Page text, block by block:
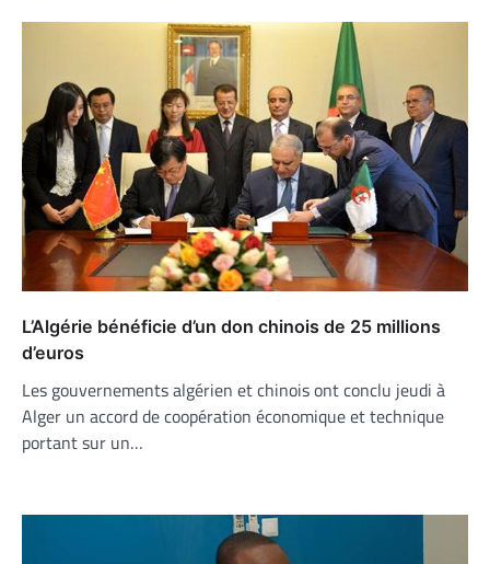
L’Algérie bénéficie d’un don chinois de 25 millions
d’euros
Les gouvernements algérien et chinois ont conclu jeudi à
Alger un accord de coopération économique et technique
portant sur un…